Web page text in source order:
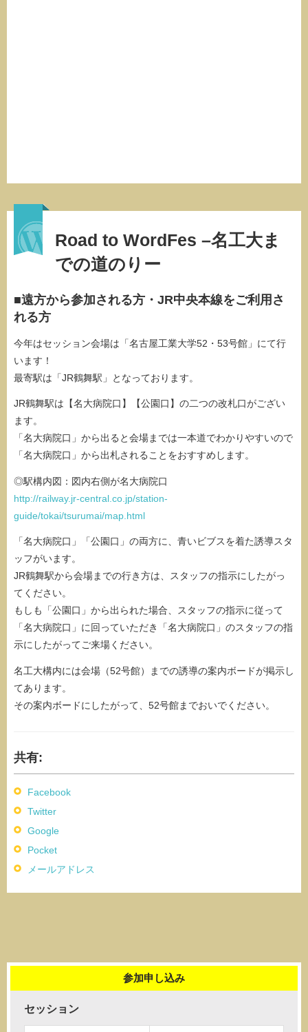
Road to WordFes –名工大ま
での道のりー
■遠方から参加される方・JR中央本線をご利用さ
れる方
今年はセッション会場は「名古屋工業大学52・53号館」にて行
います！
最寄駅は「JR鶴舞駅」となっております。
JR鶴舞駅は【名大病院口】【公園口】の二つの改札口がござい
ます。
「名大病院口」から出ると会場までは一本道でわかりやすいので
「名大病院口」から出札されることをおすすめします。
◎駅構内図：図内右側が名大病院口
http://railway.jr-central.co.jp/station-
guide/tokai/tsurumai/map.html
「名大病院口」「公園口」の両方に、青いビブスを着た誘導スタ
ッフがいます。
JR鶴舞駅から会場までの行き方は、スタッフの指示にしたがっ
てください。
もしも「公園口」から出られた場合、スタッフの指示に従って
「名大病院口」に回っていただき「名大病院口」のスタッフの指
示にしたがってご来場ください。
名工大構内には会場（52号館）までの誘導の案内ボードが掲示し
てあります。
その案内ボードにしたがって、52号館までおいでください。
共有:
Facebook
Twitter
Google
Pocket
メールアドレス
参加申し込み
セッション